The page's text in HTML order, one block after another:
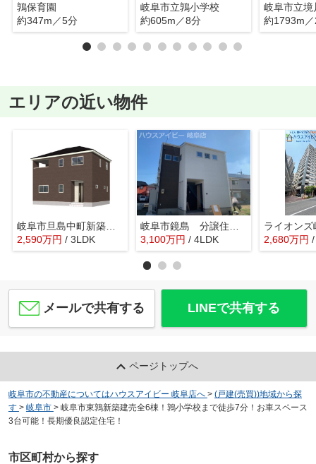
鶉保育園
約347m／5分
岐阜市立鶉小学校
約605m／8分
岐阜市立境
約1793m
エリアの近い物件
岐阜市旦島中町新築建売限定1邸！お車スペース並列4台可能！パントリー収納付きの3LDK！
2,590万円 / 3LDK
3,100万円 / 4LDK 2,680万円
メールで共有する LINEで共有する
ページトップへ
岐阜市の不動産についてはハウスアイビー 岐阜店へ > (戸建(売買))地域から探
す > 岐阜市 > 岐阜市東鶉新築建売全6棟！鶉小学校まで徒歩7分！お車スペース
3台可能！長期優良認定住宅！
市区町村から探す